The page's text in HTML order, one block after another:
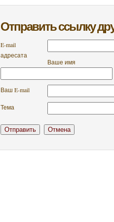
Отправить ссылку
E-mail
адресата
Ваше имя
Ваш E-mail
Тема
Отправить Отмена